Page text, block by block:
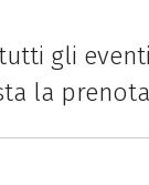
gli
la